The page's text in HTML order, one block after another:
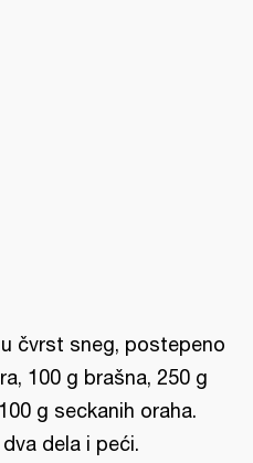
čvrst sneg, postepeno
100 g brašna, 250 g
g seckanih oraha.
dela i peći.